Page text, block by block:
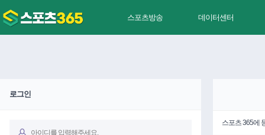
스포츠방송 데이터센터
로그인
스포츠 365에